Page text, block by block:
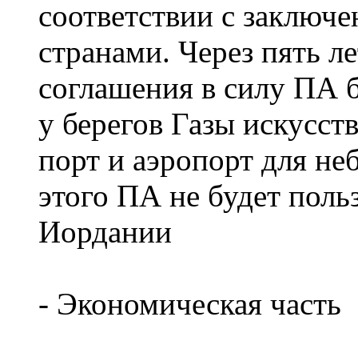
соответствии с
странами. Через пять
соглашения в силу ПА
у берегов Газы
порт и аэропорт для
этого ПА не будет
Иордании
- Экономическая часть